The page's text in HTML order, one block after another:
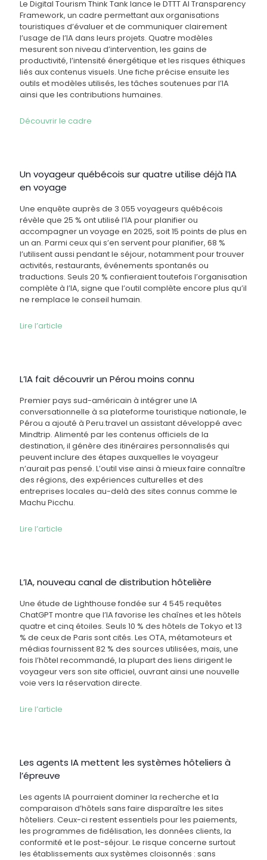
Le Digital Tourism Think Tank lance le DTTT AI Transparency
Framework, un cadre permettant aux organisations
touristiques d’évaluer et de communiquer clairement
l’usage de l’IA dans leurs projets. Quatre modèles
mesurent son niveau d’intervention, les gains de
productivité, l’intensité énergétique et les risques éthiques
liés aux contenus visuels. Une fiche précise ensuite les
outils et modèles utilisés, les tâches soutenues par l’IA
ainsi que les contributions humaines.
Découvrir le cadre
Un voyageur québécois sur quatre utilise déjà l’IA
en voyage
Une enquête auprès de 3 055 voyageurs québécois
révèle que 25 % ont utilisé l’IA pour planifier ou
accompagner un voyage en 2025, soit 15 points de plus en
un an. Parmi ceux qui s’en servent pour planifier, 68 %
l’utilisent aussi pendant le séjour, notamment pour trouver
activités, restaurants, événements spontanés ou
traductions. Seuls 20 % confieraient toutefois l’organisation
complète à l’IA, signe que l’outil complète encore plus qu’il
ne remplace le conseil humain.
Lire l’article
L’IA fait découvrir un Pérou moins connu
Premier pays sud-américain à intégrer une IA
conversationnelle à sa plateforme touristique nationale, le
Pérou a ajouté à Peru.travel un assistant développé avec
Mindtrip. Alimenté par les contenus officiels de la
destination, il génère des itinéraires personnalisés qui
peuvent inclure des étapes auxquelles le voyageur
n’aurait pas pensé. L’outil vise ainsi à mieux faire connaître
des régions, des expériences culturelles et des
entreprises locales au-delà des sites connus comme le
Machu Picchu.
Lire l’article
L’IA, nouveau canal de distribution hôtelière
Une étude de Lighthouse fondée sur 4 545 requêtes
ChatGPT montre que l’IA favorise les chaînes et les hôtels
quatre et cinq étoiles. Seuls 10 % des hôtels de Tokyo et 13
% de ceux de Paris sont cités. Les OTA, métamoteurs et
médias fournissent 82 % des sources utilisées, mais, une
fois l’hôtel recommandé, la plupart des liens dirigent le
voyageur vers son site officiel, ouvrant ainsi une nouvelle
voie vers la réservation directe.
Lire l’article
Les agents IA mettent les systèmes hôteliers à
l’épreuve
Les agents IA pourraient dominer la recherche et la
comparaison d’hôtels sans faire disparaître les sites
hôteliers. Ceux-ci restent essentiels pour les paiements,
les programmes de fidélisation, les données clients, la
conformité et le post-séjour. Le risque concerne surtout
les établissements aux systèmes cloisonnés : sans